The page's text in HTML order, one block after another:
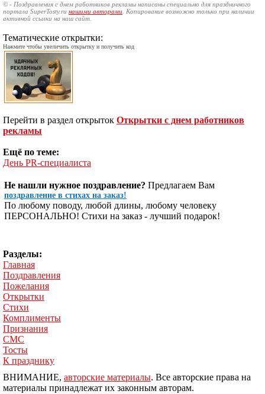
© - Поздравления с днем работников рекламы написаны специально для праздничного
портала SuperTosty.ru нашими авторами . Копирование возможно только при наличии
активной ссылки на наш сайт.
Тематические открытки:
Нажмите чтобы увеличить открытку и получить код
Перейти в раздел открыток Открытки с днем работников
рекламы
Ещё по теме:
День PR-специалиста
Не нашли нужное поздравление? Предлагаем Вам
поздравление в стихах на заказ!
По любому поводу, любой длины, любому человеку
ПЕРСОНАЛЬНО! Стихи на заказ - лучший подарок!
Разделы:
Главная
Поздравления
Пожелания
Открытки
Стихи
Комплименты
Признания
СМС
Тосты
К празднику
ВНИМАНИЕ, авторские материалы. Все авторские права на
материалы принадлежат их законным авторам.